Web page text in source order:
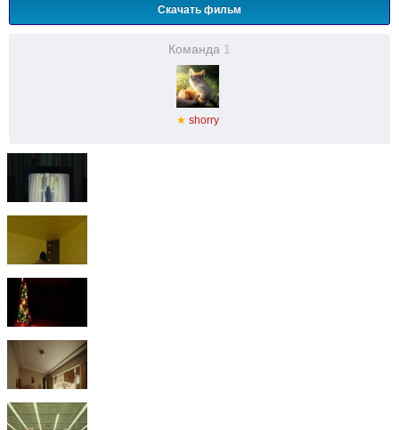
Скачать фильм
Команда 1
★ shorry